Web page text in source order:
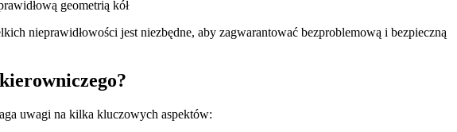
geometrią kół
nieprawidłowości jest niezbędne, aby zagwarantować bezproblemową i bezpieczną
uwagi na kilka kluczowych aspektów: